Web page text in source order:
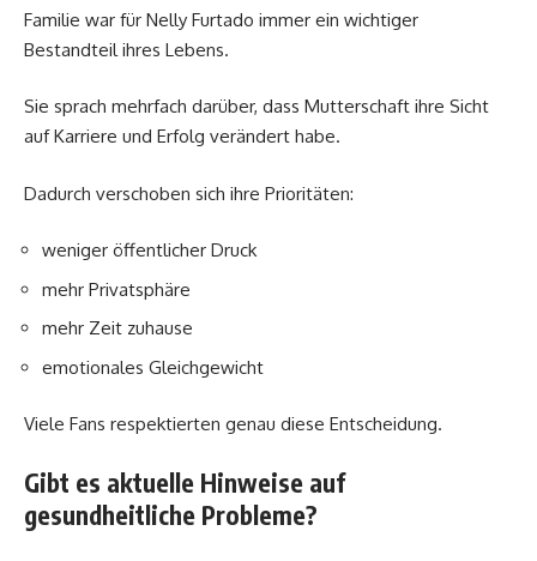
Familie war für Nelly Furtado immer ein wichtiger
Bestandteil ihres Lebens.
Sie sprach mehrfach darüber, dass Mutterschaft ihre Sicht
auf Karriere und Erfolg verändert habe.
Dadurch verschoben sich ihre Prioritäten:
weniger öffentlicher Druck
mehr Privatsphäre
mehr Zeit zuhause
emotionales Gleichgewicht
Viele Fans respektierten genau diese Entscheidung.
Gibt es aktuelle Hinweise auf
gesundheitliche Probleme?